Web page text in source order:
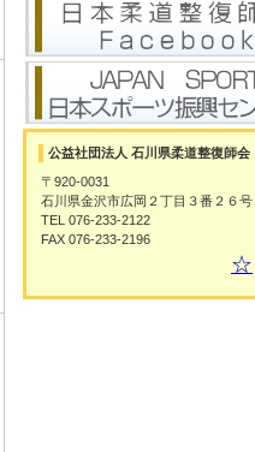
公益社団法人 石川県柔道整復師会
〒920-0031
石川県金沢市広岡２丁目３番２６号
TEL 076-233-2122
FAX 076-233-2196
☆